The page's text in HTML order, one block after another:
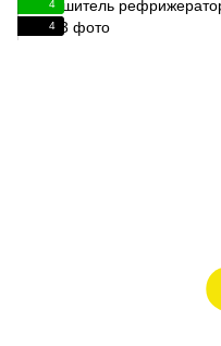
4
4